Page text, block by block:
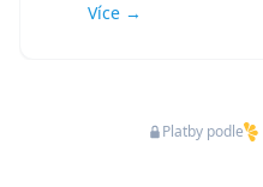
Více →
Platby podle